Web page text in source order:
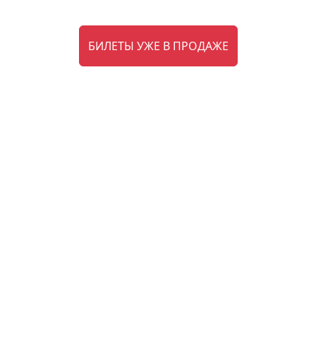
БИЛЕТЫ УЖЕ В ПРОДАЖЕ